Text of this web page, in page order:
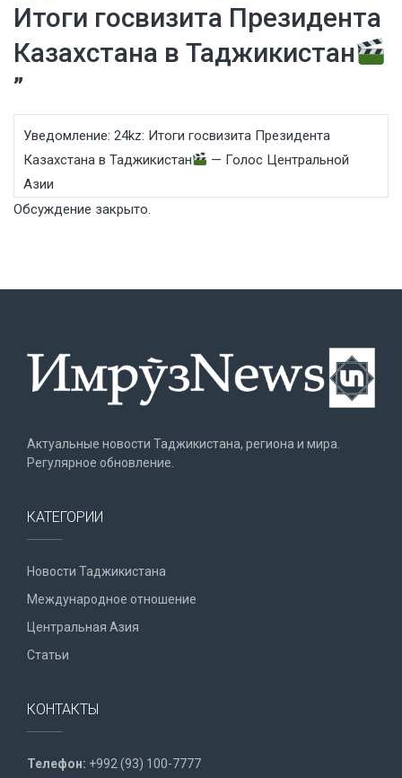
Итоги госвизита Президента
Казахстана в Таджикистан
”
Уведомление: 24kz: Итоги госвизита Президента
Казахстана в Таджикистан
— Голос Центральной
Азии
Обсуждение закрыто.
Актуальные новости Таджикистана, региона и мира.
Регулярное обновление.
КАТЕГОРИИ
Новости Таджикистана
Международное отношение
Центральная Азия
Статьи
КОНТАКТЫ
Телефон: +992 (93) 100-7777